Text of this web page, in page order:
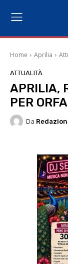
Home Aprilia
ATTUALITÀ
APRILIA,
PER
Da